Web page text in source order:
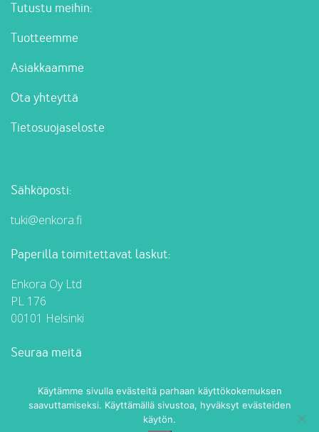
Tutustu meihin:
Tuotteemme
Asiakkaamme
Ota yhteyttä
Tietosuojaseloste
Sähköposti:
tuki@enkora.fi
Paperilla toimitettavat laskut:
Enkora Oy Ltd
PL 176
00101 Helsinki
Seuraa meitä
Käytämme sivulla evästeitä parhaan käyttökokemuksen
saavuttamiseksi. Käyttämällä sivustoa, hyväksyt evästeiden
käytön.